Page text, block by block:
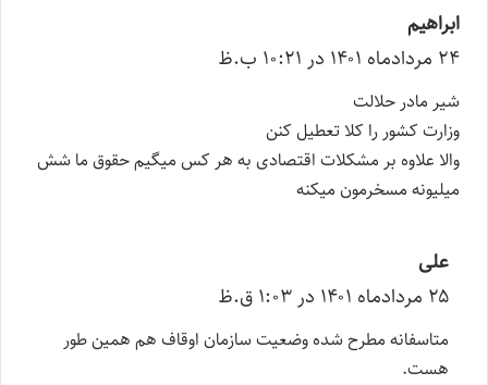
ابراهیم
ف
ت
:
۲۴ مرداد‌ماه ۱۴۰۱ در ۱۰:۲۱ ب.ظ
شیر مادر حلالت
وزارت کشور را کلا تعطیل کنن
والا علاوه بر مشکلات اقتصادی به هر کس میگیم حقوق ما شش
میلیونه مسخرمون میکنه
علی
ف
ت
:
۲۵ مرداد‌ماه ۱۴۰۱ در ۱:۰۳ ق.ظ
متاسفانه مطرح شده وضعیت سازمان اوقاف هم همین طور
هست.